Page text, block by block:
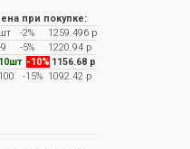
при покупке:
-2%
1259.496 р
-5%
1220.94 р
-10% 1156.68 р
-15%1092.42 р